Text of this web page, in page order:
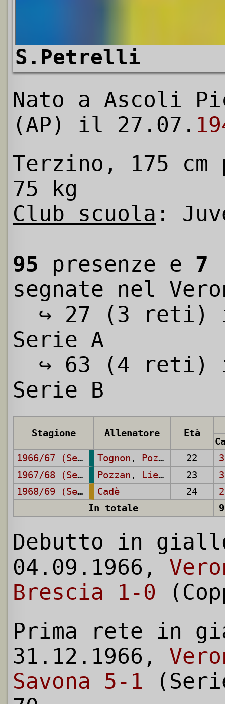
S.Petrelli
Nato a Ascoli
(AP) il 27.07.
Terzino, 175 cm
75 kg
Club scuola :
95 presenze e 7
segnate nel
↪ 27 (3 reti)
Serie A
↪ 63 (4 reti)
Serie B
Stagione Allenatore Età
1966/67 (Serie B) Tognon , Pozzan 22
1967/68 (Serie B)
Pozzan , Liedholm 23
1968/69 (Serie A)
Cadè 24
In totale
Debutto in
04.09.1966,
Brescia 1-0
Prima rete in
31.12.1966,
Savona 5-1